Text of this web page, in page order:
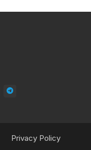
Privacy Policy